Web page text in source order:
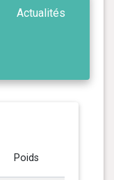
Actualités
Poids